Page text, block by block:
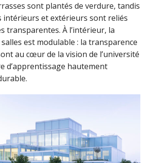
sont plantés de verdure, tandis
intérieurs et extérieurs sont reliés
transparentes. À l’intérieur, la
est modulable : la transparence
au cœur de la vision de l’université
d’apprentissage hautement